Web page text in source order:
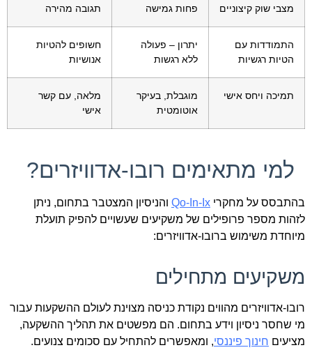
מצבי שוק קיצוניים
פחות גמישה
תגובה מהירה
התמודדות עם
הטיות רגשיות
יתרון – פעולה
ללא רגשות
חשופים להטיות
אנושיות
תמיכה ויחס אישי
מוגבלת, בעיקר
אוטומטית
מלאה, עם קשר
אישי
למי מתאימים רובו-אדוויזרים?
בהתבסס על מחקרי Qo-In-Ix והניסיון המצטבר בתחום, ניתן
לזהות מספר פרופילים של משקיעים שעשויים להפיק תועלת
מיוחדת משימוש ברובו-אדוויזרים:
משקיעים מתחילים
רובו-אדוויזרים מהווים נקודת כניסה מצוינת לעולם ההשקעות עבור
מי שחסר ניסיון וידע בתחום. הם מפשטים את תהליך ההשקעה,
מציעים חינוך פיננסי, ומאפשרים להתחיל עם סכומים צנועים.